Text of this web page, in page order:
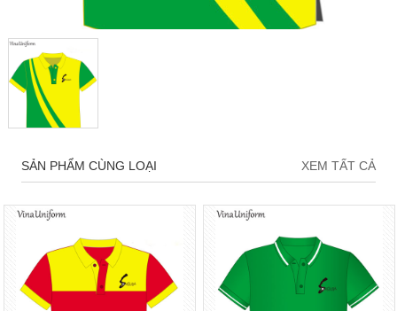
SẢN PHẨM CÙNG LOẠI XEM TẤT CẢ